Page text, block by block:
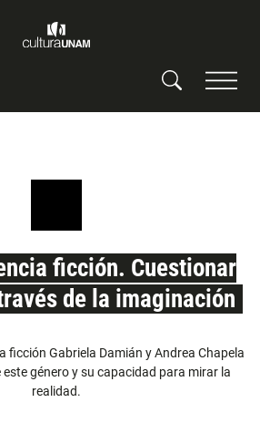
ficción. Cuestionar
de la imaginación
ficción Gabriela Damián y Andrea Chapela
género y su capacidad para mirar la
realidad.